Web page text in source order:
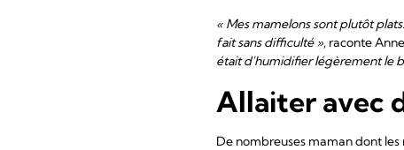
« Mes mamelons sont plutôt
fait sans difficulté », raconte
était d'humidifier légèrement le
Allaiter avec
De nombreuses maman dont